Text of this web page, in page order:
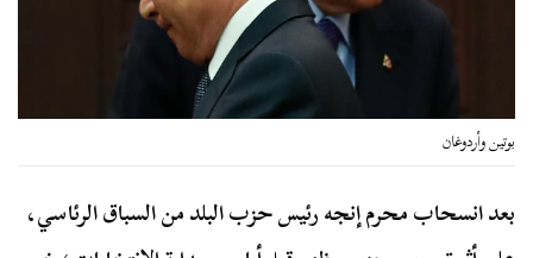
بوتين وأردوغان
بعد انسحاب محرم إنجه رئيس حزب البلد من السباق الرئاسي،